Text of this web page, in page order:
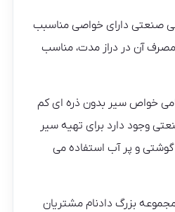
صنعتی دارای خواصی مناسبب
آن در دراز مدت، مناسب
خواص سیر بدون ذره ای کم
وجود دارد برای تهیه سیر
و پر آب استفاده می
بزرگ دادنام مشتریان